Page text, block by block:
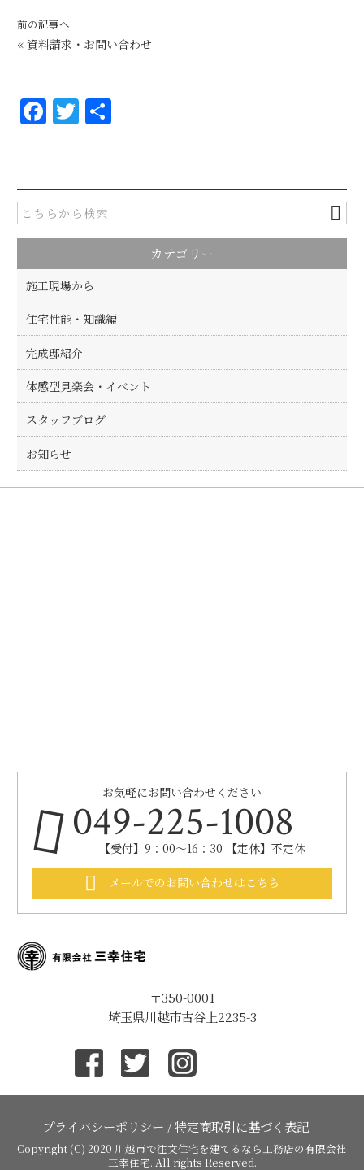
前の記事へ
« 資料請求・お問い合わせ
F
a
e
b
o
o
k
T
w
te
r
カテゴリー
施工現場から
住宅性能・知識編
完成邸紹介
体感型見楽会・イベント
スタッフブログ
お知らせ
お気軽にお問い合わせください
049-225-1008
【受付】9：00～16：30 【定休】不定休
メールでのお問い合わせはこちら
〒350-0001
埼玉県川越市古谷上2235-3
プライバシーポリシー /特定商取引に基づく表記
Copyright (C) 2020 川越市で注文住宅を建てるなら工務店の有限会社
三幸住宅. All rights Reserved.